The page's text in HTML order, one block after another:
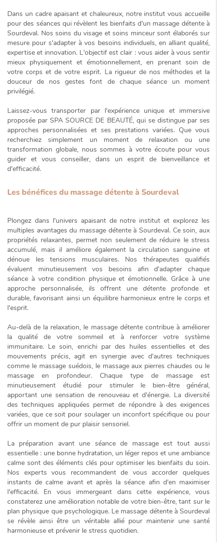
Dans un cadre apaisant et chaleureux, notre institut vous accueille
pour des séances qui révèlent les bienfaits d'un massage détente à
Sourdeval. Nos soins du visage et soins minceur sont élaborés sur
mesure pour s'adapter à vos besoins individuels, en alliant qualité,
expertise et innovation. L'objectif est clair : vous aider à vous sentir
mieux physiquement et émotionnellement, en prenant soin de
votre corps et de votre esprit. La rigueur de nos méthodes et la
douceur de nos gestes font de chaque séance un moment
privilégié.
Laissez-vous transporter par l'expérience unique et immersive
proposée par SPA SOURCE DE BEAUTÉ, qui se distingue par ses
approches personnalisées et ses prestations variées. Que vous
recherchiez simplement un moment de relaxation ou une
transformation globale, nous sommes à votre écoute pour vous
guider et vous conseiller, dans un esprit de bienveillance et
d'efficacité.
Les bénéfices du massage détente à Sourdeval
Plongez dans l'univers apaisant de notre institut et explorez les
multiples avantages du massage détente à Sourdeval. Ce soin, aux
propriétés relaxantes, permet non seulement de réduire le stress
accumulé, mais il améliore également la circulation sanguine et
dénoue les tensions musculaires. Nos thérapeutes qualifiés
évaluent minutieusement vos besoins afin d'adapter chaque
séance à votre condition physique et émotionnelle. Grâce à une
approche personnalisée, ils offrent une détente profonde et
durable, favorisant ainsi un équilibre harmonieux entre le corps et
l'esprit.
Au-delà de la relaxation, le massage détente contribue à améliorer
la qualité de votre sommeil et à renforcer votre système
immunitaire. Le soin, enrichi par des huiles essentielles et des
mouvements précis, agit en synergie avec d'autres techniques
comme le massage suédois, le massage aux pierres chaudes ou le
massage en profondeur. Chaque type de massage est
minutieusement étudié pour stimuler le bien-être général,
apportant une sensation de renouveau et d'énergie. La diversité
des techniques appliquées permet de répondre à des exigences
variées, que ce soit pour soulager un inconfort spécifique ou pour
offrir un moment de pur plaisir sensoriel.
La préparation avant une séance de massage est tout aussi
essentielle : une bonne hydratation, un léger repos et une ambiance
calme sont des éléments clés pour optimiser les bienfaits du soin.
Nos experts vous recommandent de vous accorder quelques
instants de calme avant et après la séance afin d'en maximiser
l'efficacité. En vous immergeant dans cette expérience, vous
constaterez une amélioration notable de votre bien-être, tant sur le
plan physique que psychologique. Le massage détente à Sourdeval
se révèle ainsi être un véritable alliépour maintenir une santé
harmonieuse et prévenir le stress quotidien.